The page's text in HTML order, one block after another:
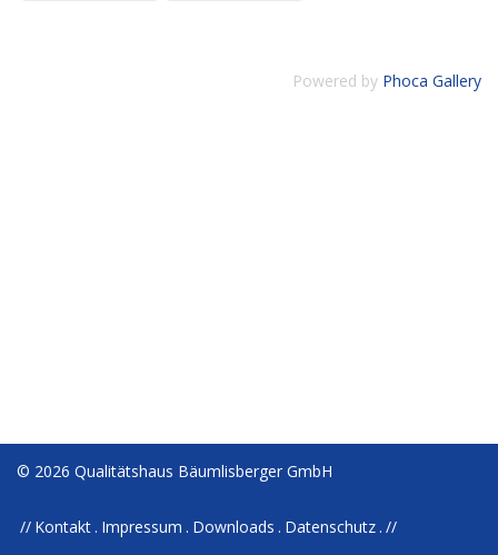
Powered by Phoca Gallery
© 2026 Qualitätshaus Bäumlisberger GmbH
Kontakt Impressum Downloads Datenschutz //